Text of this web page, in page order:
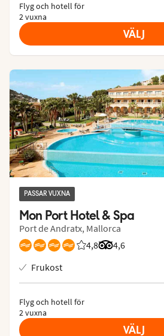
Flyg och hotell för
2 vuxna
VÄLJ
PASSAR VUXNA
Mon Port Hotel & Spa
Port de Andratx, Mallorca
4,8
Betyg från Vings
4,6
Betyg från
Frukost
Flyg och hotell för
2 vuxna
VÄLJ